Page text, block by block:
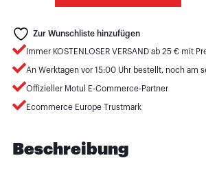
Zur Wunschliste hinzufügen
Immer KOSTENLOSER VERSAND ab 25 € mit
An Werktagen vor 15:00 Uhr bestellt, noch am
Offizieller Motul E-Commerce-Partner
Ecommerce Europe Trustmark
Beschreibung